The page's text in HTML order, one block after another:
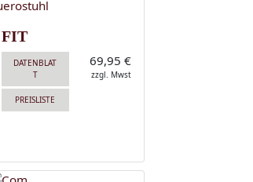
FIT
DATENBLAT
T
PREISLISTE
69,95 €
zzgl. Mwst